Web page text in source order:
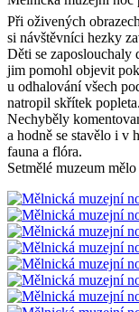
Při oživených
si návštěvníci hezky
Děti se zaposlouchaly
jim pomohl objevit
u odhalování všech
natropil skřítek popleta.
Nechyběly
a hodně se stavělo i v
fauna a flóra.
Setmělé muzeum